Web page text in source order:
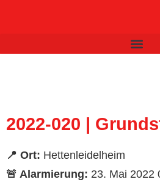
2022-020 |
📍 Ort: Hettenleidelheim
🚨 Alarmierung: 23. Mai 2022